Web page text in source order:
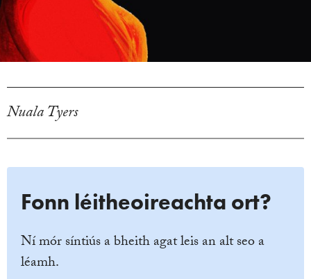
Nuala Tyers
Fonn léitheoireachta ort?
Ní mór síntiús a bheith agat leis an alt seo a
léamh.